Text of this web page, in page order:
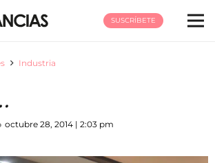
SUSCRÍBETE
Industria
octubre 28, 2014 | 2:03 pm